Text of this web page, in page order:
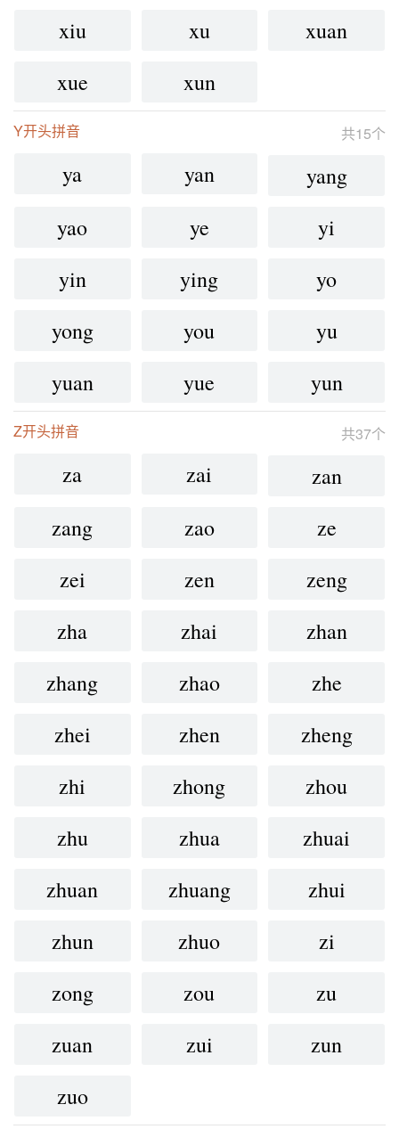
xiu
xu
xuan
xue
xun
共15个
Y开头拼音
ya yan
yang
yao
ye
yi
yin
ying
yo
yong
you
yu
yuan
yue yun
共37个
Z开头拼音
za zai
zan
zang
zao
ze
zei
zen
zeng
zha
zhai
zhan
zhang
zhao
zhe
zhei
zhen
zheng
zhi
zhong
zhou
zhu
zhua
zhuai
zhuan
zhuang
zhui
zhun
zhuo
zi
zong
zou
zu
zuan
zui
zun
zuo